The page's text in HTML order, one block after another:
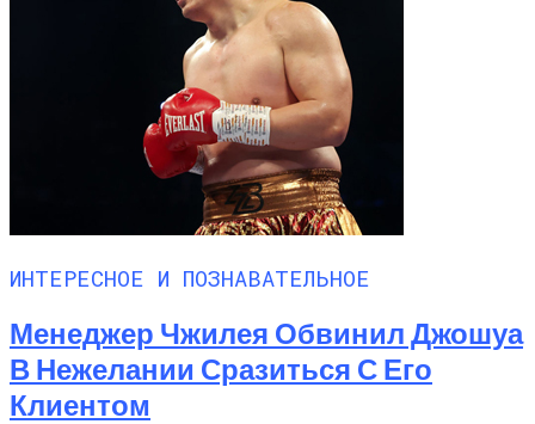
ИНТЕРЕСНОЕ И ПОЗНАВАТЕЛЬНОЕ
Менеджер Чжилея Обвинил Джошуа
В Нежелании Сразиться С Его
Клиентом